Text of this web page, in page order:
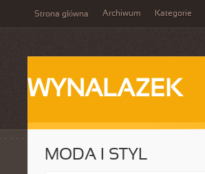
Strona główna Archiwum Kategorie
WYNALAZEK
MODA I STYL